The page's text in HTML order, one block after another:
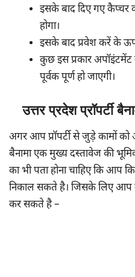
इसके बाद दिए गए कैप्चर
होगा।
इसके बाद प्रवेश करें के
कुछ इस प्रकार अपॉइंटमेंट
पूर्वक पूर्ण हो जाएगी।
उत्तर प्रदेश प्रॉपर्टी
अगर आप प्रॉपर्टी से जुड़े कामों
बैनामा एक मुख्य दस्तावेज की
का भी पता होना चाहिए कि आप
निकाल सकते है। जिसके लिए आप
कर सकते है –